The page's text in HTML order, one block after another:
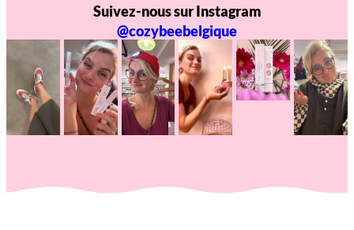
Suivez-nous sur Instagram
@cozybeebelgique